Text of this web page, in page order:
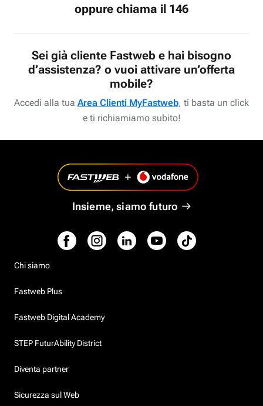
oppure chiama il 146
Sei già cliente Fastweb e hai bisogno
d’assistenza? o vuoi attivare un’offerta
mobile?
Accedi alla tua Area Clienti MyFastweb, ti basta un click
e ti richiamiamo subito!
Insieme, siamo futuro
Chi siamo
Fastweb Plus
Fastweb Digital Academy
STEP FuturAbility District
Diventa partner
Sicurezza sul Web